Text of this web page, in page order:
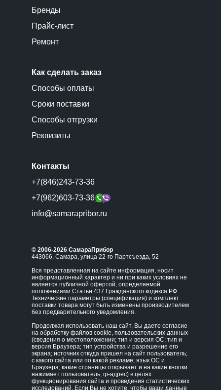
Бренды
Прайс-лист
Ремонт
Как сделать заказ
Способы оплаты
Сроки поставки
Способы отгрузки
Реквизиты
Контакты
+7(846)243-73-36
+7(962)603-73-36
info@samarapribor.ru
© 2006-2026 СамараПрибор
443066, Самара, улица 22-го Партсъезда, 52
Вся представленная на сайте информация, носит
информационный характер и ни при каких условиях не
является публичной офертой, определяемой
положениями Статьи 437 Гражданского кодекса РФ.
Технические параметры (спецификация) и комплект
поставки товара могут быть изменены производителем
без предварительного уведомления.
Продолжая использовать наш сайт, Вы даете согласие
на обработку файлов cookie, пользовательских данных
(сведения о местоположении; тип и версия ОС; тип и
версия Браузера; тип устройства и разрешение его
экрана; источник откуда пришел на сайт пользователь;
с какого сайта или по какой рекламе; язык ОС и
Браузера; какие страницы открывает и на какие кнопки
нажимает пользователь; ip-адрес) в целях
функционирования сайта и проведения статистических
исследований. Если Вы не хотите, чтобы ваши данные